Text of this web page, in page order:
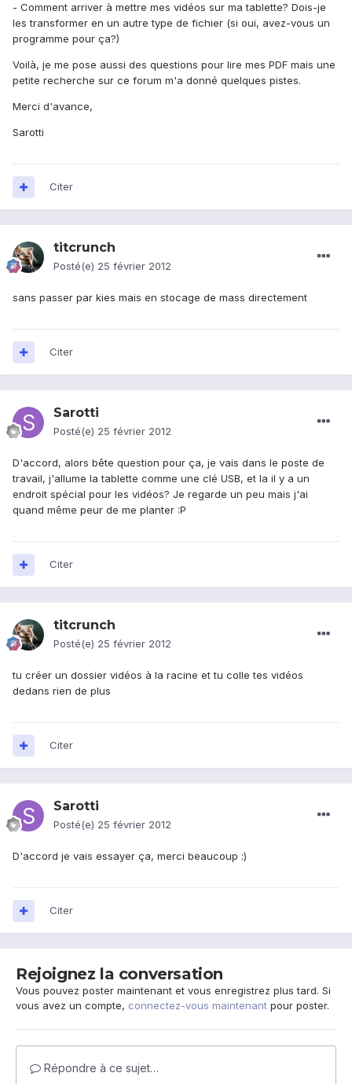
- Comment arriver à mettre mes vidéos sur ma tablette? Dois-je
les transformer en un autre type de fichier (si oui, avez-vous un
programme pour ça?)
Voilà, je me pose aussi des questions pour lire mes PDF mais une
petite recherche sur ce forum m'a donné quelques pistes.
Merci d'avance,
Sarotti
Citer
titcrunch
Posté(e) 25 février 2012
sans passer par kies mais en stocage de mass directement
Citer
Sarotti
Posté(e) 25 février 2012
D'accord, alors bête question pour ça, je vais dans le poste de
travail, j'allume la tablette comme une clé USB, et la il y a un
endroit spécial pour les vidéos? Je regarde un peu mais j'ai
quand même peur de me planter :P
Citer
titcrunch
Posté(e) 25 février 2012
tu créer un dossier vidéos à la racine et tu colle tes vidéos
dedans rien de plus
Citer
Sarotti
Posté(e) 25 février 2012
D'accord je vais essayer ça, merci beaucoup :)
Citer
Rejoignez la conversation
Vous pouvez poster maintenant et vous enregistrez plus tard. Si
vous avez un compte, connectez-vous maintenant pour poster.
Répondre à ce sujet…